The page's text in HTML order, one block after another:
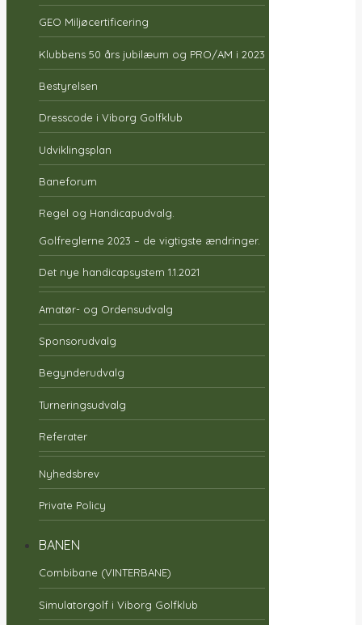
GEO Miljøcertificering
Klubbens 50 års jubilæum og PRO/AM i 2023
Bestyrelsen
Dresscode i Viborg Golfklub
Udviklingsplan
Baneforum
Regel og Handicapudvalg.
Golfreglerne 2023 – de vigtigste ændringer.
Det nye handicapsystem 1.1.2021
Amatør- og Ordensudvalg
Sponsorudvalg
Begynderudvalg
Turneringsudvalg
Referater
Nyhedsbrev
Private Policy
BANEN
Combibane (VINTERBANE)
Simulatorgolf i Viborg Golfklub